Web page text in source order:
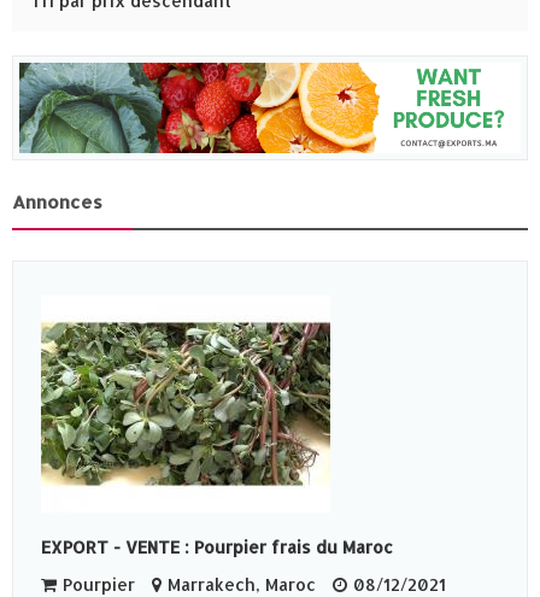
Annonces
EXPORT - VENTE : Pourpier frais du Maroc
Pourpier
Marrakech, Maroc
08/12/2021